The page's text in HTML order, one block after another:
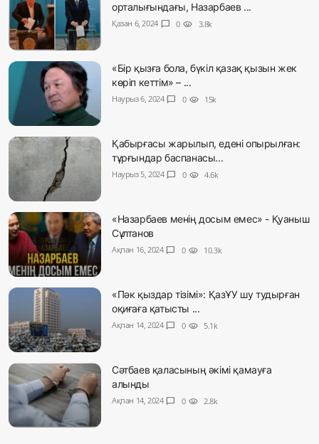
орталығындағы, Назарбаев ...
Қазан 6, 2024 chat_bubble 0 visibility 3.8k
«Бір қызға бола, бүкіл қазақ қызын жек
көріп кеттім» – ...
Наурыз 6, 2024 chat_bubble 0 visibility 15k
Қабырғасы жарылып, едені опырылған:
тұрғындар баспанасы...
Наурыз 5, 2024 chat_bubble 0 visibility 4.6k
«Назарбаев менің досым емес» - Қуаныш
Сұлтанов
Ақпан 16, 2024 chat_bubble 0 visibility 10.3k
«Пәк қыздар тізімі»: ҚазҰУ шу тудырған
оқиғаға қатысты ...
Ақпан 14, 2024 chat_bubble 0 visibility 5.1k
Сәтбаев қаласының әкімі қамауға
алынды
Ақпан 14, 2024 chat_bubble 0 visibility 2.8k